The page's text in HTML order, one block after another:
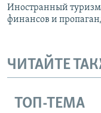
Иностранный
финансов и
ЧИТАЙТЕ
ТОП-ТЕМА